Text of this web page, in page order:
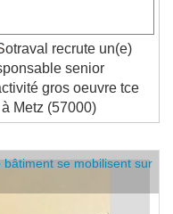
recrute un(e)
senior
gros oeuvre tce
Metz (57000)
se mobilisent sur